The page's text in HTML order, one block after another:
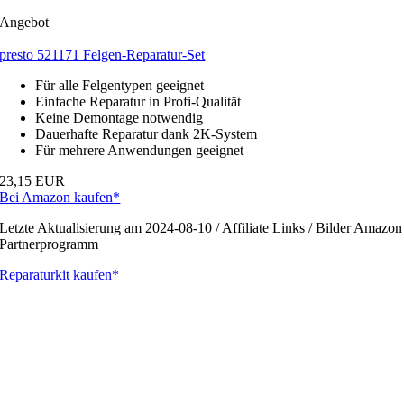
Angebot
presto 521171 Felgen-Reparatur-Set
Für alle Felgentypen geeignet
Einfache Reparatur in Profi-Qualität
Keine Demontage notwendig
Dauerhafte Reparatur dank 2K-System
Für mehrere Anwendungen geeignet
23,15 EUR
Bei Amazon kaufen*
Letzte Aktualisierung am 2024-08-10 / Affiliate Links / Bilder Amazon
Partnerprogramm
Reparaturkit kaufen*